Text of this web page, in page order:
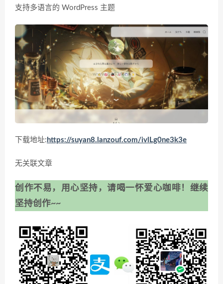
支持多语言的 WordPress 主题
下载地址: https://suyan8.lanzouf.com/ivlLg0ne3k3e
无关联文章
创作不易，用心坚持，请喝一怀爱心咖啡！继续
坚持创作~~